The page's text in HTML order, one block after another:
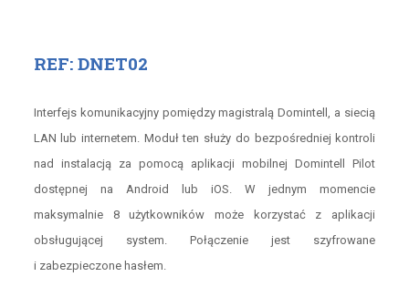
REF: DNET02
Interfejs komunikacyjny pomiędzy magistralą Domintell, a siecią
LAN lub internetem. Moduł ten służy do bezpośredniej kontroli
nad instalacją za pomocą aplikacji mobilnej Domintell Pilot
dostępnej na Android lub iOS. W jednym momencie
maksymalnie 8 użytkowników może korzystać z aplikacji
obsługującej system. Połączenie jest szyfrowane
i zabezpieczone hasłem.